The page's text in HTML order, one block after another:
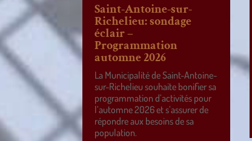
Saint-Antoine-sur-
Richelieu: sondage
éclair –
Programmation
automne 2026
La Municipalité de Saint-Antoine-
sur-Richelieu souhaite bonifier sa
programmation d’activités pour
l’automne 2026 et s’assurer de
répondre aux besoins de sa
population.